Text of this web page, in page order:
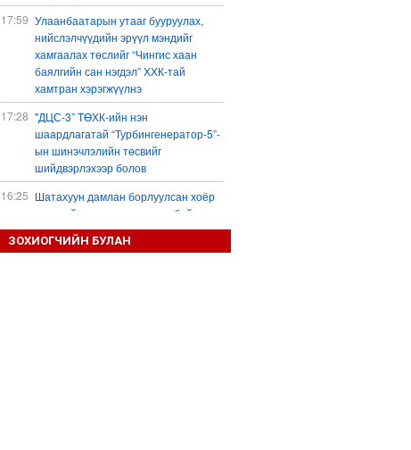
17:59 Улаанбаатарын утааг бууруулах,
нийслэлчүүдийн эрүүл мэндийг
хамгаалах төслийг “Чингис хаан
баялгийн сан нэгдэл” ХХК-тай
хамтран хэрэгжүүлнэ
17:28 "ДЦС-3” ТӨХК-ийн нэн
шаардлагатай “Турбингенератор-5”-
ын шинэчлэлийн төсвийг
шийдвэрлэхээр болов
16:25 Шатахуун дамлан борлуулсан хоёр
зөрчлийг илрүүлэн шалгаж байна
13:18 “Сэцэн ханы хүлэг” МСУХ-ны 30
ЗОХИОГЧИЙН БУЛАН